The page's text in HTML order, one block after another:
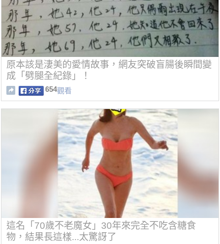
原本該是淒美的愛情故事，網友突破盲腸後瞬間變
成「劈腿全紀錄」！
654觀看
這名「70歲不老魔女」30年來完全不吃含糖食
物，結果長這樣...太驚訝了